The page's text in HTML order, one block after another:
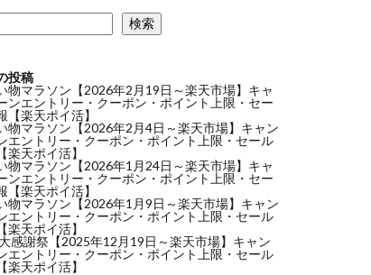
検索
投稿
物マラソン【2026年2月19日～楽天市場】キャ
ンエントリー・クーポン・ポイント上限・セー
【楽天ポイ活】
物マラソン【2026年2月4日～楽天市場】キャン
エントリー・クーポン・ポイント上限・セール
楽天ポイ活】
物マラソン【2026年1月24日～楽天市場】キャ
ンエントリー・クーポン・ポイント上限・セー
【楽天ポイ活】
物マラソン【2026年1月9日～楽天市場】キャン
エントリー・クーポン・ポイント上限・セール
楽天ポイ活】
感謝祭【2025年12月19日～楽天市場】キャン
エントリー・クーポン・ポイント上限・セール
楽天ポイ活】